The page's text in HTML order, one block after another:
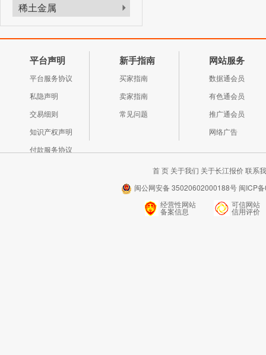
稀土金属
平台声明
平台服务协议
私隐声明
交易细则
知识产权声明
付款服务协议
新手指南
买家指南
卖家指南
常见问题
网站服务
数据通会员
有色通会员
推广通会员
网络广告
首 页 关于我们 关于长江报价 联系
闽公网安备 35020602000188号 闽ICP
经营性网站
备案信息
可信网站
信用评价